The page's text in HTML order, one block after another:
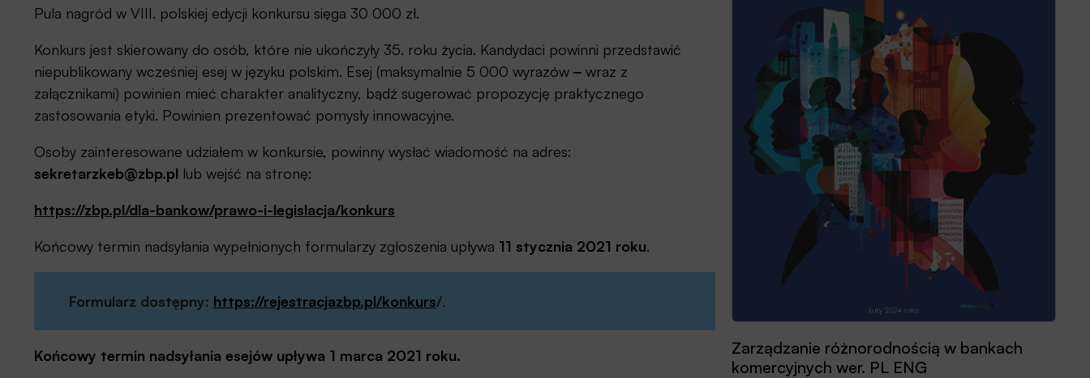
Pula nagród w VIII. polskiej edycji konkursu sięga 30 000 zł.
Konkurs jest skierowany do osób, które nie ukończyły 35. roku życia. Kandydaci powinni przedstawić
niepublikowany wcześniej esej w języku polskim. Esej (maksymalnie 5 000 wyrazów ‒ wraz z
załącznikami) powinien mieć charakter analityczny, bądź sugerować propozycję praktycznego
zastosowania etyki. Powinien prezentować pomysły innowacyjne.
Osoby zainteresowane udziałem w konkursie, powinny wysłać wiadomość na adres:
sekretarzkeb@zbp.pl lub wejść na stronę:
https://zbp.pl/dla-bankow/prawo-i-legislacja/konkurs
Końcowy termin nadsyłania wypełnionych formularzy zgłoszenia upływa 11 stycznia 2021 roku.
Formularz dostępny: https://rejestracjazbp.pl/konkurs/.
Końcowy termin nadsyłania esejów upływa 1 marca 2021 roku.
Zarządzanie różnorodnością w bankach
komercyjnych wer. PL ENG
Przewodnik dobrych praktyk 2025